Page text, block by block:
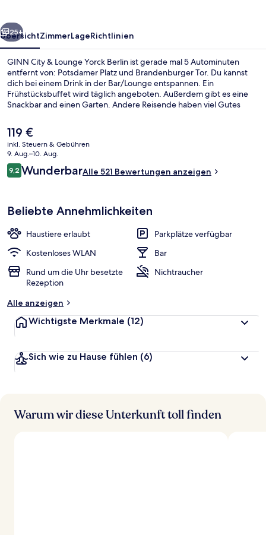
Weiter
25+
ÜbersichtZimmerLageRichtlinien
GINN City & Lounge Yorck Berlin ist gerade mal 5 Autominuten
entfernt von: Potsdamer Platz und Brandenburger Tor. Du kannst
dich bei einem Drink in der Bar/Lounge entspannen. Ein
Frühstücksbuffet wird täglich angeboten. Außerdem gibt es eine
Snackbar and einen Garten. Andere Reisende haben viel Gutes
einen kurzen Fußmarsch von den öffentlichen Verkehrsmitteln
entfernt: Zur U-Bahn läuft man 8 Minuten (S-Bahnhof Yorckstraße)
bzw. 8 Minuten (U-Bahnhof Mehringdamm).
Der
aktuelle
Preis
beträgt
119 €.
119 €
inkl. Steuern & Gebühren
9. Aug.–10. Aug.
Bewertungen
9,29,2 von 10.
WunderbarAlle 521 Bewertungen anzeigen
Beliebte Annehmlichkeiten
Haustiere erlaubt
Parkplätze verfügbar
Kostenloses WLAN
Bar
Rund um die Uhr besetzte
Rezeption
Nichtraucher
Alle anzeigen
Wichtigste Merkmale (12)
Sich wie zu Hause fühlen (6)
Warum wir diese Unterkunft toll finden